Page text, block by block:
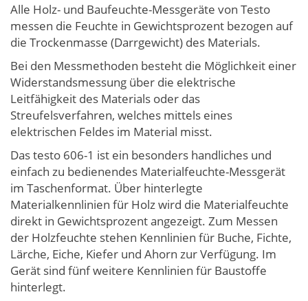
Alle Holz- und Baufeuchte-Messgeräte von Testo
messen die Feuchte in Gewichtsprozent bezogen auf
die Trockenmasse (Darrgewicht) des Materials.
Bei den Messmethoden besteht die Möglichkeit einer
Widerstandsmessung über die elektrische
Leitfähigkeit des Materials oder das
Streufelsverfahren, welches mittels eines
elektrischen Feldes im Material misst.
Das testo 606-1 ist ein besonders handliches und
einfach zu bedienendes Materialfeuchte-Messgerät
im Taschenformat. Über hinterlegte
Materialkennlinien für Holz wird die Materialfeuchte
direkt in Gewichtsprozent angezeigt. Zum Messen
der Holzfeuchte stehen Kennlinien für Buche, Fichte,
Lärche, Eiche, Kiefer und Ahorn zur Verfügung. Im
Gerät sind fünf weitere Kennlinien für Baustoffe
hinterlegt.